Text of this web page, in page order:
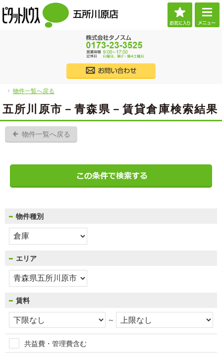
物件一覧へ戻る
五所川原市－青森県－賃貸倉庫検索結果
ご希望に沿ったお部屋探し。五所川原市・つがる市の賃貸・不動産なら当社へお任せくだ
（株）タノスム 【ピタットハウス五所川原店】 五所川原市・つがる市・西津軽郡・北
物件一覧へ戻る
物件種別
エリア
賃料
～
共益費・管理費含む
お気に